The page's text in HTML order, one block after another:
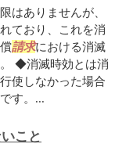
はありませんが、
ており、これを消
請求における消滅
◆消滅時効とは消
使しなかった場合
す。...
こと